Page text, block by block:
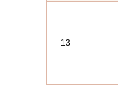
13